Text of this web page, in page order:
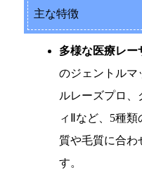
主な特徴
多様な医療レー
のジェントルマ
ルレーズプロ
ィⅡなど、5種
質や毛質に合わ
す。